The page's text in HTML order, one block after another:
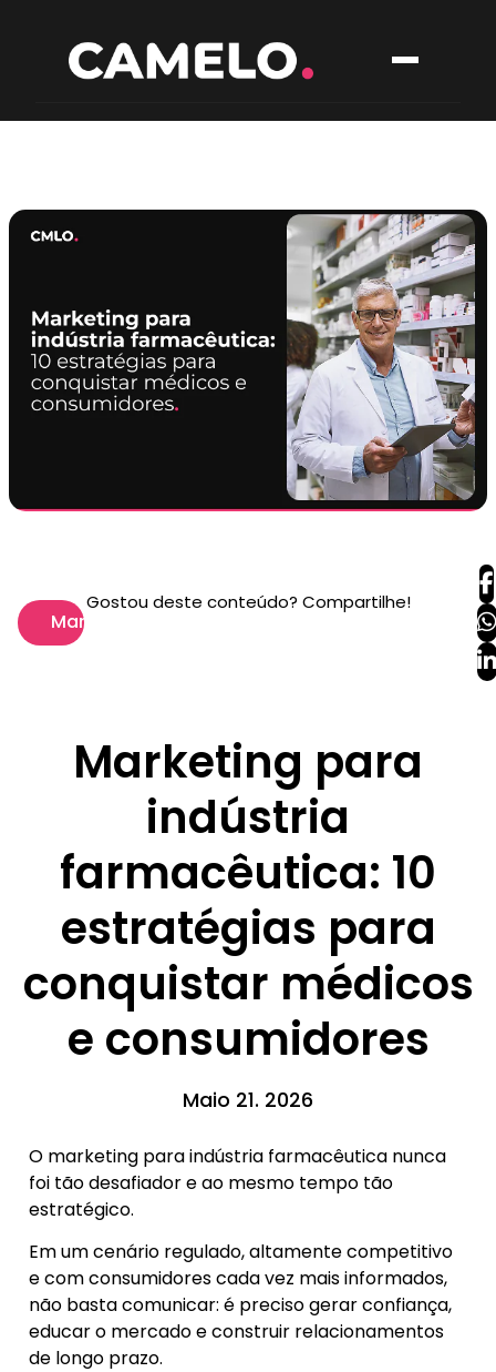
Marketing
Gostou deste conteúdo? Compartilhe!
Marketing para
indústria
farmacêutica: 10
estratégias para
conquistar médicos
e consumidores
Maio 21. 2026
O marketing para indústria farmacêutica nunca
foi tão desafiador e ao mesmo tempo tão
estratégico.
Em um cenário regulado, altamente competitivo
e com consumidores cada vez mais informados,
não basta comunicar: é preciso gerar confiança,
educar o mercado e construir relacionamentos
de longo prazo.